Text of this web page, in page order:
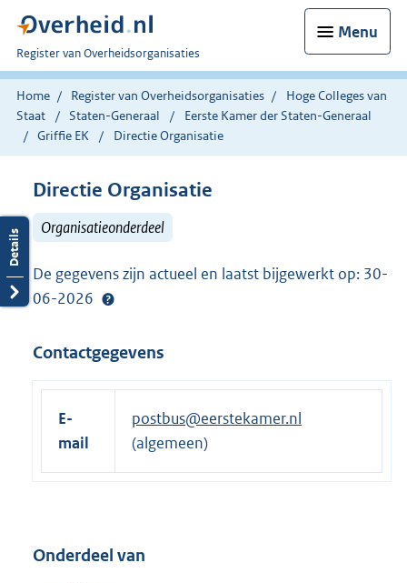
Menu
U
bent
nu
hier:
Register van Overheidsorganisaties
Home Register van Overheidsorganisaties
Hoge Colleges van
Staat
Staten-Generaal
Eerste Kamer der Staten-Generaal
Griffie EK
Directie Organisatie
Directie Organisatie
Organisatieonderdeel
De gegevens zijn actueel en laatst bijgewerkt op: 30-
06-2026
Contactgegevens
E-
mail
postbus@eerstekamer.nl
(algemeen)
Onderdeel van